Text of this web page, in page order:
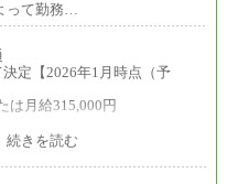
って勤務…
定【2026年1月時点（予
月給315,000円
律的な業務遂行が求めら
きを読む